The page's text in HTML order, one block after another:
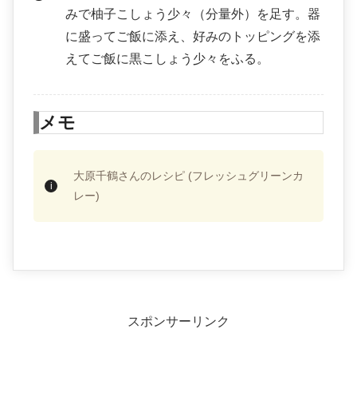
みで柚子こしょう少々（分量外）を足す。器
に盛ってご飯に添え、好みのトッピングを添
えてご飯に黒こしょう少々をふる。
メモ
大原千鶴さんのレシピ (フレッシュグリーンカ
レー)
スポンサーリンク